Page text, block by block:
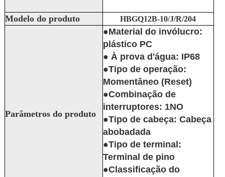
Modelo do produto HBGQ12B-10/J/R/204
Parâmetros do produto
●Material do invólucro:
plástico PC
● À prova d'água: IP68
●Tipo de operação:
Momentâneo (Reset)
●Combinação de
interruptores: 1NO
●Tipo de cabeça: Cabeça
abobadada
●Tipo de terminal:
Terminal de pino
●Classificação do